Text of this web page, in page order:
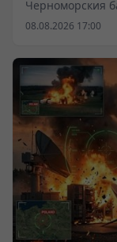
Черноморския
въпроси
подкрепа за
на
„Шарл дьо Гол“
Инцидентите с
полуостров и
нови измерения
украинските
поставят под
тактически
08.08.2026 17:00